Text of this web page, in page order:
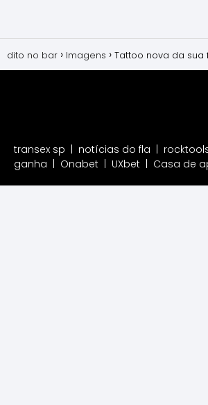
dito no bar Imagens Tattoo nova da sua
transex sp notícias do fla
ganha
Onabet UXbet Casa de